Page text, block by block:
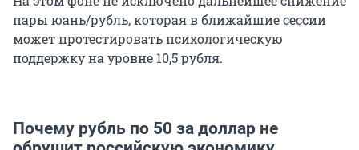
пары юань/рубль, которая в ближайшие сессии
может протестировать психологическую
поддержку на уровне 10,5рубля.
Почему рубль по 50 за доллар не